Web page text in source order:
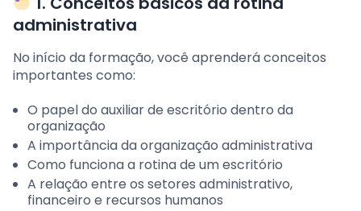
administrativa
No início da formação, você aprenderá conceitos
importantes como:
O papel do auxiliar de escritório dentro da
organização
A importância da organização administrativa
Como funciona a rotina de um escritório
A relação entre os setores administrativo,
financeiro e recursos humanos